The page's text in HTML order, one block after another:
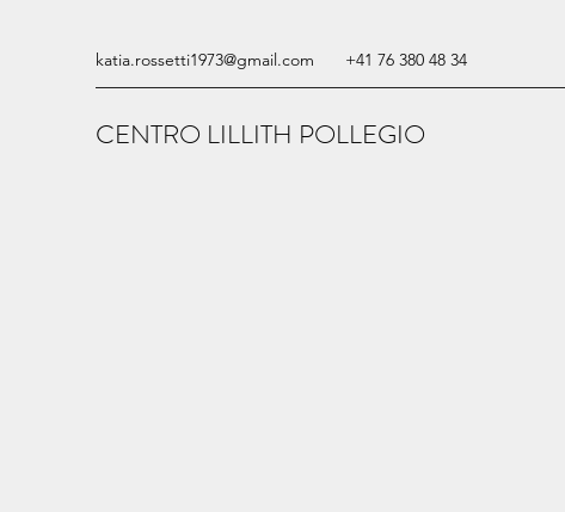
katia.rossetti1973@gmail.com +41 76 380 48 34
CENTRO LILLITH POLLEGIO